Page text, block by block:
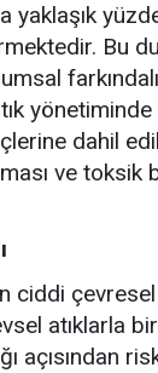
yüzde
Bu
dahil
ve
ciddi
atıklarla
açısından